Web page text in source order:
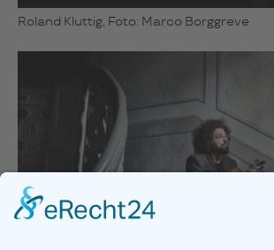
Roland Kluttig, Foto: Marco Borggreve